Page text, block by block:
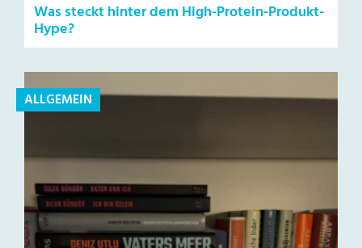
Was steckt hinter dem High-Protein-Produkt-
Hype?
ALLGEMEIN